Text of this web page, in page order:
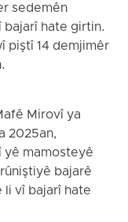
sedemên
bajarî hate girtin.
piştî 14 demjimêr
Mirovî ya
2025an,
yê mamosteyê
bajarê
li vî bajarî hate